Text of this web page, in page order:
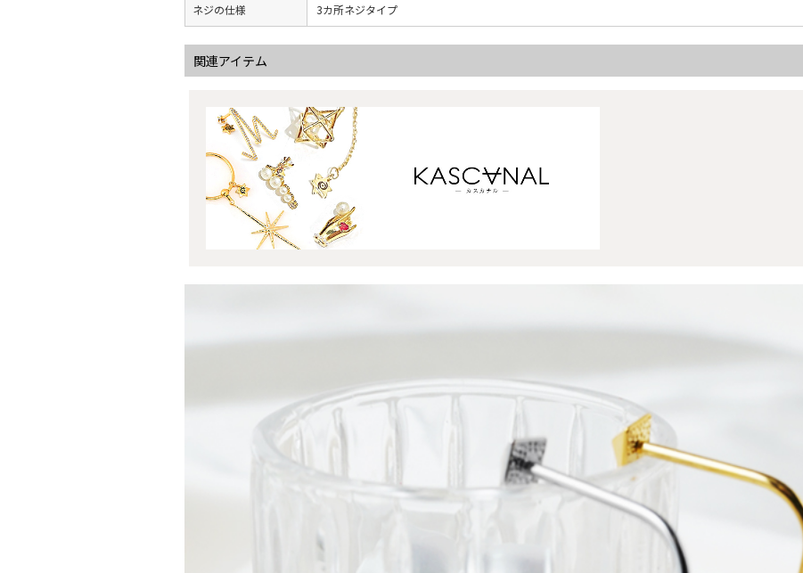
ネジの仕様 3カ所ネジタイプ
関連アイテム